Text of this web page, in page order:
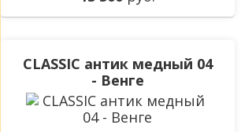
CLASSIC антик медный 04
- Венге